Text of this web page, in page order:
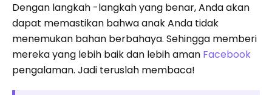
Dengan langkah -langkah yang benar, Anda akan
dapat memastikan bahwa anak Anda tidak
menemukan bahan berbahaya. Sehingga memberi
mereka yang lebih baik dan lebih aman Facebook
pengalaman. Jadi teruslah membaca!